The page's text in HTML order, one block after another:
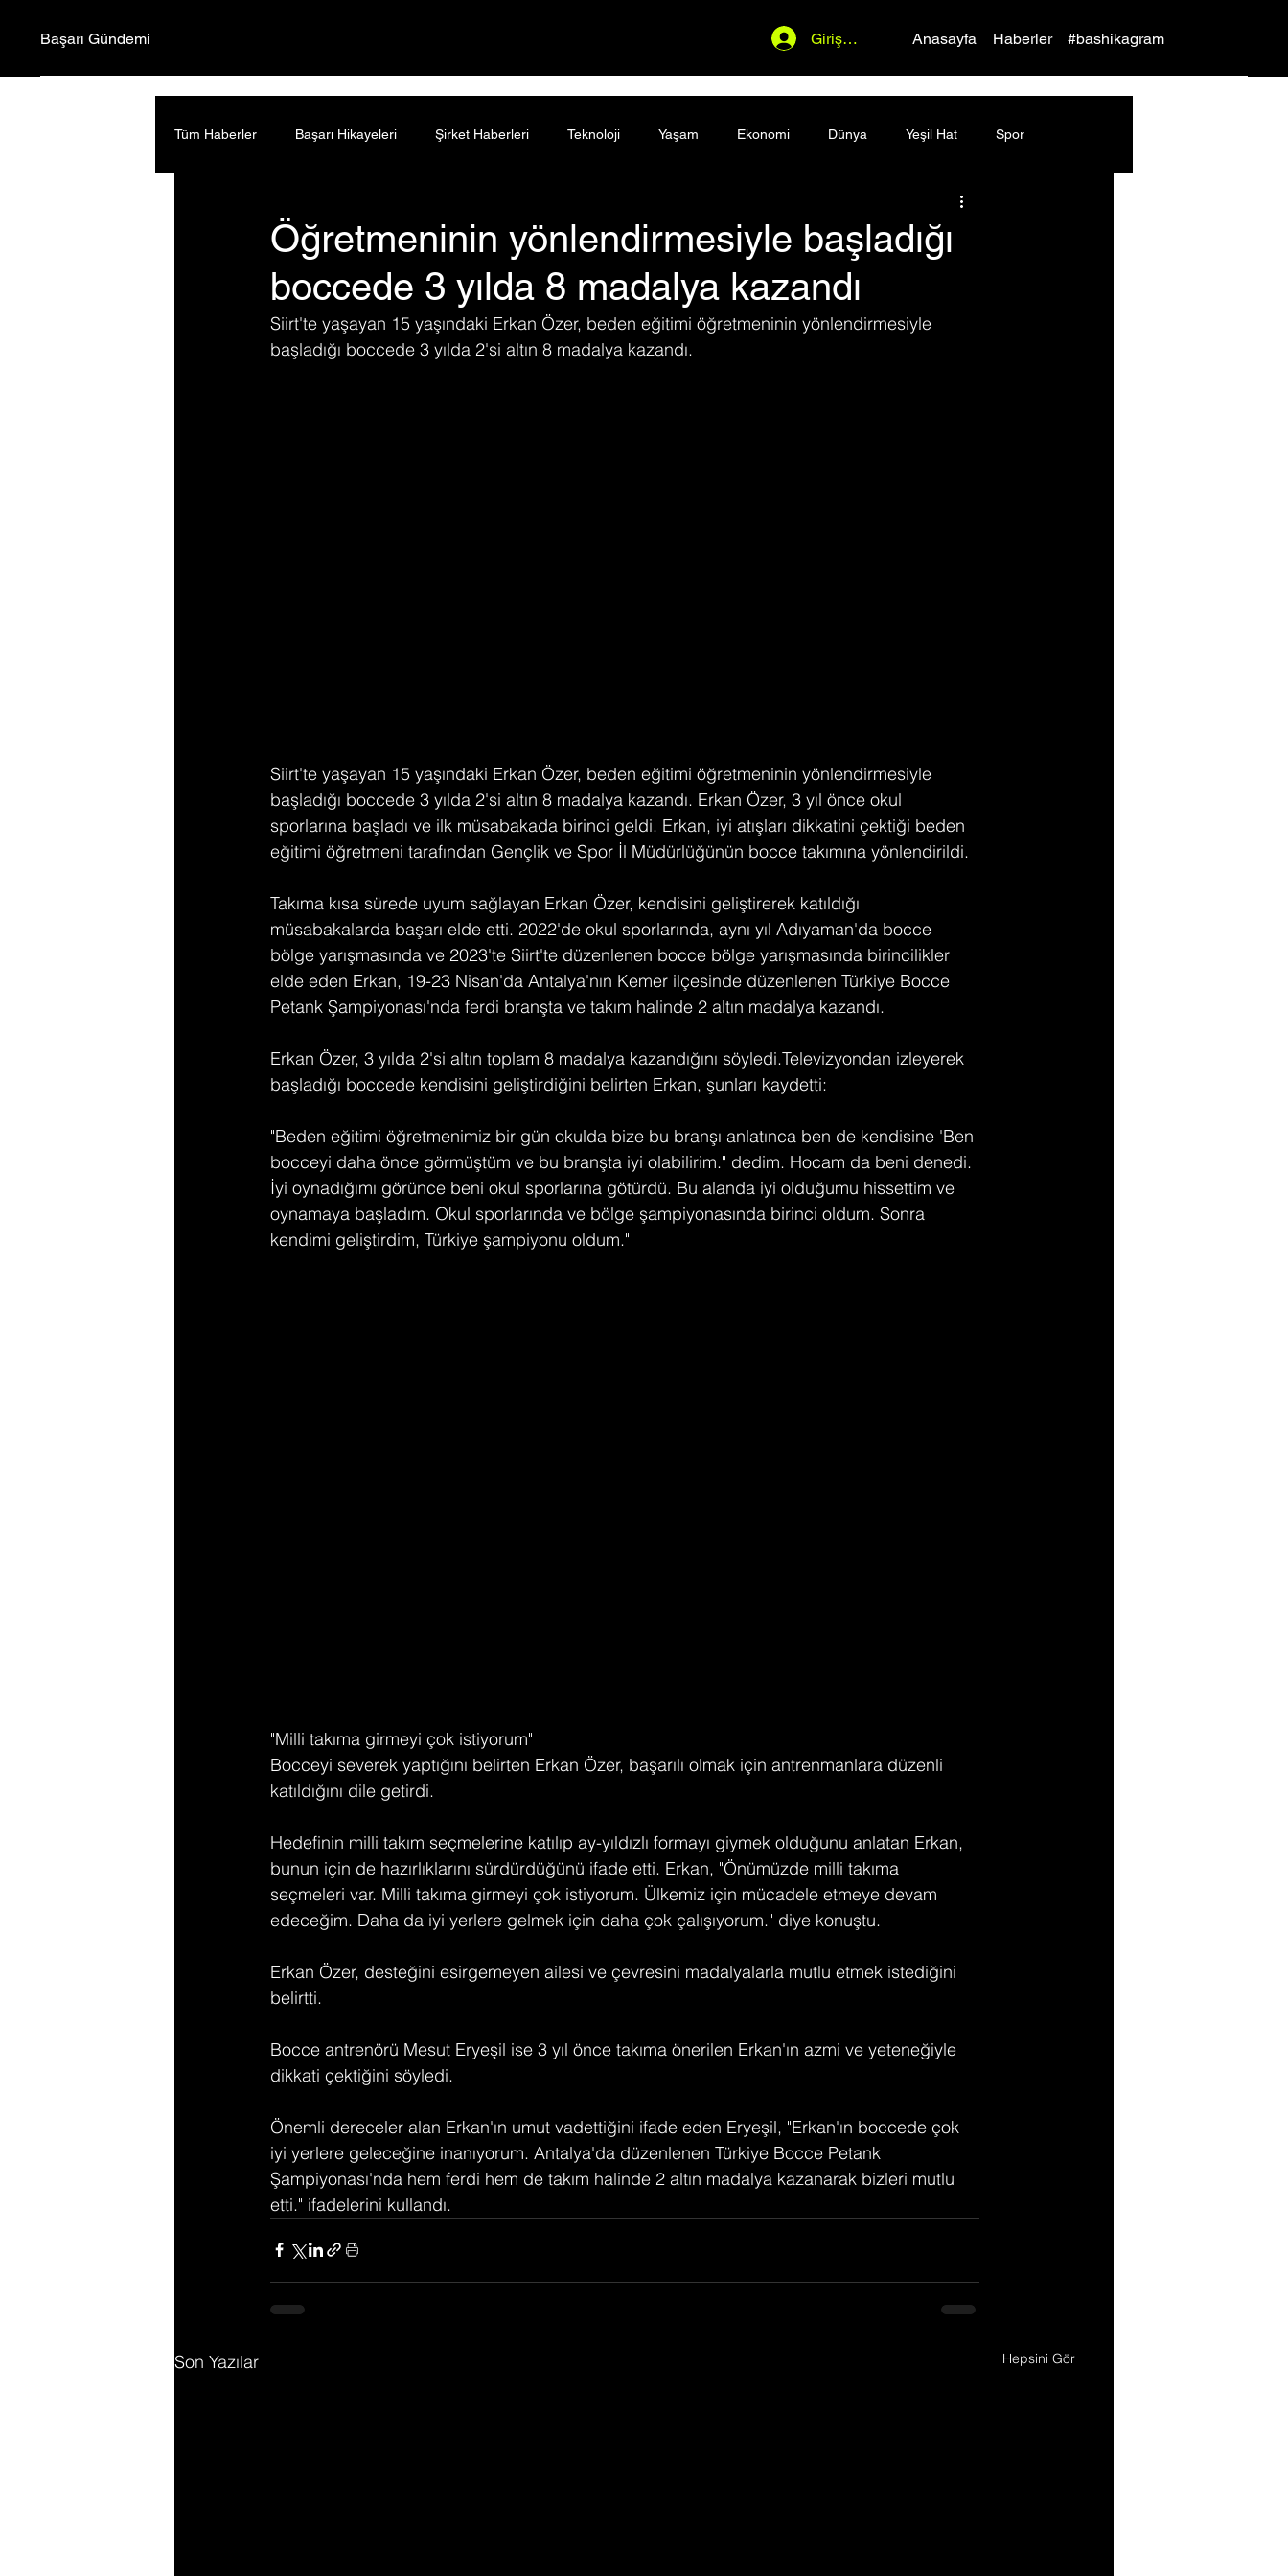
Başarı Gündemi Anasayfa Haberler #bashikagram
Giriş Yap
Tüm Haberler Başarı Hikayeleri Şirket Haberleri Teknoloji Yaşam Ekonomi Dünya Yeşil Hat Spor
Öğretmeninin yönlendirmesiyle başladığı
boccede 3 yılda 8 madalya kazandı
Siirt'te yaşayan 15 yaşındaki Erkan Özer, beden eğitimi öğretmeninin yönlendirmesiyle
başladığı boccede 3 yılda 2'si altın 8 madalya kazandı.
Siirt'te yaşayan 15 yaşındaki Erkan Özer, beden eğitimi öğretmeninin yönlendirmesiyle
başladığı boccede 3 yılda 2'si altın 8 madalya kazandı. Erkan Özer, 3 yıl önce okul
sporlarına başladı ve ilk müsabakada birinci geldi. Erkan, iyi atışları dikkatini çektiği beden
eğitimi öğretmeni tarafından Gençlik ve Spor İl Müdürlüğünün bocce takımına yönlendirildi.
Takıma kısa sürede uyum sağlayan Erkan Özer, kendisini geliştirerek katıldığı
müsabakalarda başarı elde etti. 2022'de okul sporlarında, aynı yıl Adıyaman'da bocce
bölge yarışmasında ve 2023'te Siirt'te düzenlenen bocce bölge yarışmasında birincilikler
elde eden Erkan, 19-23 Nisan'da Antalya'nın Kemer ilçesinde düzenlenen Türkiye Bocce
Petank Şampiyonası'nda ferdi branşta ve takım halinde 2 altın madalya kazandı.
Erkan Özer, 3 yılda 2'si altın toplam 8 madalya kazandığını söyledi.Televizyondan izleyerek
başladığı boccede kendisini geliştirdiğini belirten Erkan, şunları kaydetti:
"Beden eğitimi öğretmenimiz bir gün okulda bize bu branşı anlatınca ben de kendisine 'Ben
bocceyi daha önce görmüştüm ve bu branşta iyi olabilirim." dedim. Hocam da beni denedi.
İyi oynadığımı görünce beni okul sporlarına götürdü. Bu alanda iyi olduğumu hissettim ve
oynamaya başladım. Okul sporlarında ve bölge şampiyonasında birinci oldum. Sonra
kendimi geliştirdim, Türkiye şampiyonu oldum."
"Milli takıma girmeyi çok istiyorum"
Bocceyi severek yaptığını belirten Erkan Özer, başarılı olmak için antrenmanlara düzenli
katıldığını dile getirdi.
Hedefinin milli takım seçmelerine katılıp ay-yıldızlı formayı giymek olduğunu anlatan Erkan,
bunun için de hazırlıklarını sürdürdüğünü ifade etti. Erkan, "Önümüzde milli takıma
seçmeleri var. Milli takıma girmeyi çok istiyorum. Ülkemiz için mücadele etmeye devam
edeceğim. Daha da iyi yerlere gelmek için daha çok çalışıyorum." diye konuştu.
Erkan Özer, desteğini esirgemeyen ailesi ve çevresini madalyalarla mutlu etmek istediğini
belirtti.
Bocce antrenörü Mesut Eryeşil ise 3 yıl önce takıma önerilen Erkan'ın azmi ve yeteneğiyle
dikkati çektiğini söyledi.
Önemli dereceler alan Erkan'ın umut vadettiğini ifade eden Eryeşil, "Erkan'ın boccede çok
iyi yerlere geleceğine inanıyorum. Antalya'da düzenlenen Türkiye Bocce Petank
Şampiyonası'nda hem ferdi hem de takım halinde 2 altın madalya kazanarak bizleri mutlu
etti." ifadelerini kullandı.
Son Yazılar Hepsini Gör